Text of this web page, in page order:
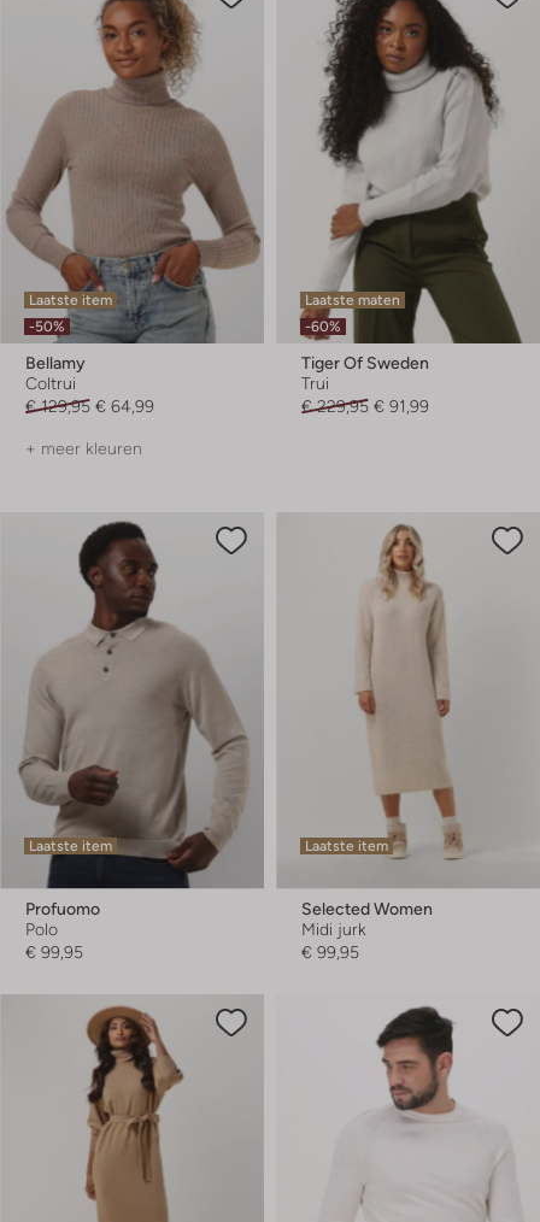
Laatste item
-50%
Bellamy
Coltrui
€ 129,95 € 64,99
+ meer kleuren
Laatste maten
-60%
Tiger Of Sweden
Trui
€ 229,95 € 91,99
Laatste item
Profuomo
Polo
€ 99,95
Laatste item
Selected Women
Midi jurk
€ 99,95